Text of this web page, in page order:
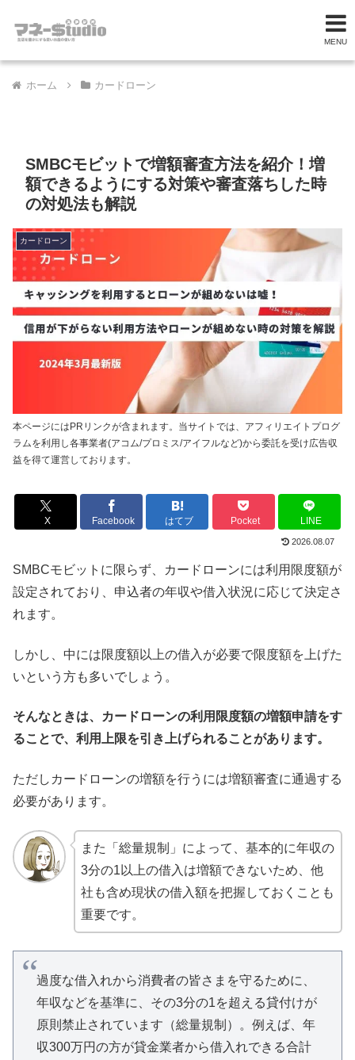
MENU
ホーム カードローン
SMBCモビットで増額審査方法を紹介！増
額できるようにする対策や審査落ちした時
の対処法も解説
本ページにはPRリンクが含まれます。当サイトでは、アフィリエイトプログ
ラムを利用し各事業者(アコム/プロミス/アイフルなど)から委託を受け広告収
益を得て運営しております。
カードローン
X Facebook はてブ Pocket LINE
2026.08.07
SMBCモビットに限らず、カードローンには利用限度額が
設定されており、申込者の年収や借入状況に応じて決定さ
れます。
しかし、中には限度額以上の借入が必要で限度額を上げた
いという方も多いでしょう。
そんなときは、カードローンの利用限度額の増額申請をす
ることで、利用上限を引き上げられることがあります。
ただしカードローンの増額を行うには増額審査に通過する
必要があります。
また「総量規制」によって、基本的に年収の
3分の1以上の借入は増額できないため、他
社も含め現状の借入額を把握しておくことも
重要です。
過度な借入れから消費者の皆さまを守るために、
年収などを基準に、その3分の1を超える貸付けが
原則禁止されています（総量規制）。例えば、年
収300万円の方が貸金業者から借入れできる合計